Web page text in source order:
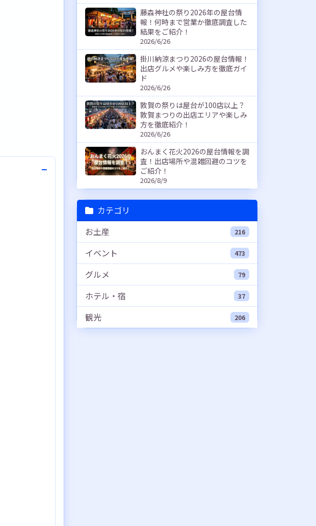
−
藤森神社の祭り2026年の屋台情
報！何時まで営業か徹底調査した
結果をご紹介！
2026/6/26
掛川納涼まつり2026の屋台情報！
出店グルメや楽しみ方を徹底ガイ
ド
2026/6/26
敦賀の祭りは屋台が100店以上？
敦賀まつりの出店エリアや楽しみ
方を徹底紹介！
2026/6/26
おんまく花火2026の屋台情報を調
査！出店場所や混雑回避のコツを
ご紹介！
2026/8/9
カテゴリ
お土産
216
イベント 473
グルメ 79
ホテル・宿 37
観光 206